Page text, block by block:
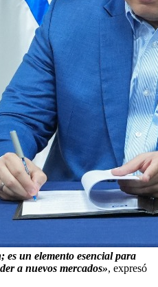
es un elemento esencial para
a nuevos mercados», expresó